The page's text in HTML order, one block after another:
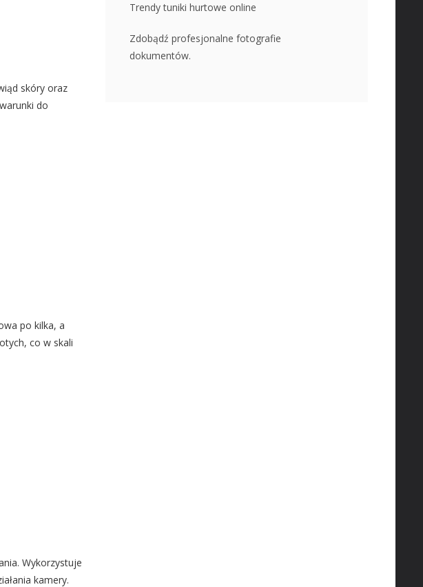
skóry oraz
do
po kilka, a
co w skali
Wykorzystuje
kamery.
Trendy tuniki hurtowe online
Zdobądź profesjonalne fotografie
dokumentów.